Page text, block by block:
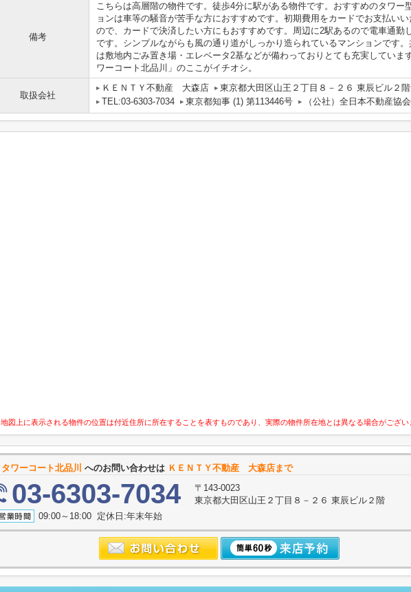
備考
こちらは高層階の物件です。徒歩4分に駅がある物件です。おすすめのタワー
ョンは車等の騒音が苦手な方におすすめです。初期費用をカードでお支払いい
ので、カードで決済したい方にもおすすめです。周辺に2駅あるので電車通勤
です。シンプルながらも風の通り道がしっかり造られているマンションです。
は敷地内ごみ置き場・エレベータ2基などが備わっておりとても充実していま
ワーコート北品川」のここがイチオシ。
取扱会社
ＫＥＮＴＹ不動産 大森店
東京都大田区山王２丁目８－２６ 東辰ビル２階
TEL:03-6303-7034
東京都知事 (1) 第113446号 （公社）全日本不動産協会
図上に表示される物件の位置は付近住所に所在することを表すものであり、実際の物件所在地とは異なる場合がござい
タワーコート北品川 へのお問い合わせは ＫＥＮＴＹ不動産 大森店まで
03-6303-7034
〒143-0023
東京都大田区山王２丁目８－２６ 東辰ビル２階
09:00～18:00 定休日:年末年始